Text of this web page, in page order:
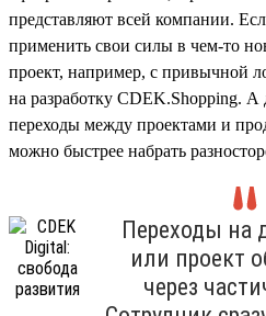
представляют всей компании.
применить свои силы в чем-то
проект, например, с привычной
на разработку CDEK.Shopping. А
переходы между проектами и
можно быстрее набрать
Переходы на
или проект
через